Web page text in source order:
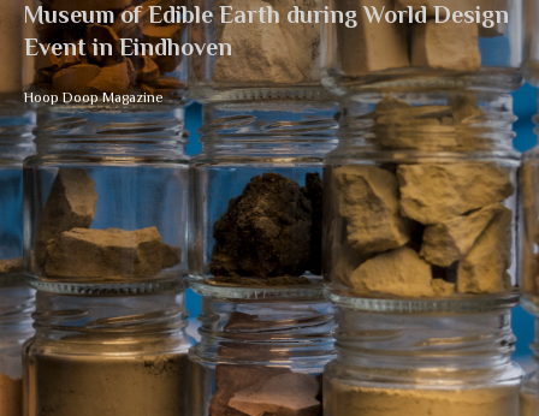
Museum of Edible Earth during World Design
Event in Eindhoven
Hoop Doop Magazine